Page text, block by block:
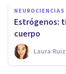
NEUROCIENCIAS
Estrógenos:
cuerpo
Laura